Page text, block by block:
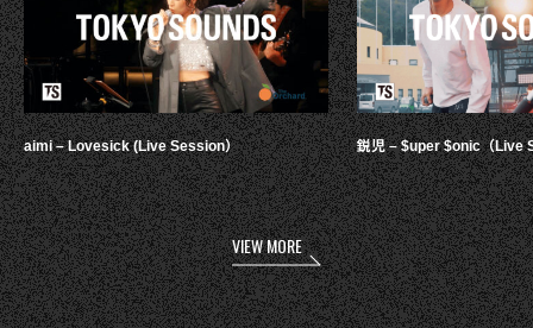
aimi – Lovesick (Live Session） 鋭児 – $uper $onic（Live
VIEW MORE